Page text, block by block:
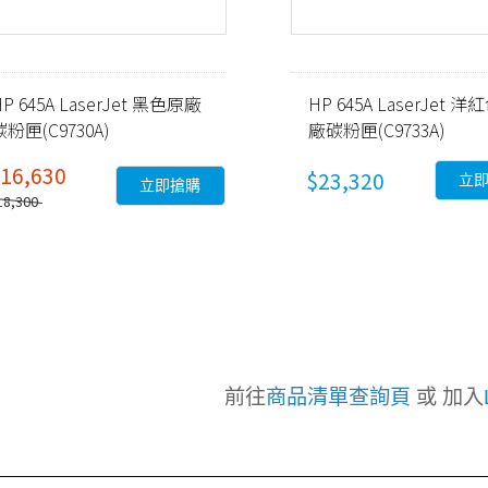
645A LaserJet 黑色原廠
粉匣(C9730A)
立即搶購
HP 645A LaserJet 洋
廠碳粉匣(C9733A)
$23,320 立
前往商品清單查詢頁 或 加入